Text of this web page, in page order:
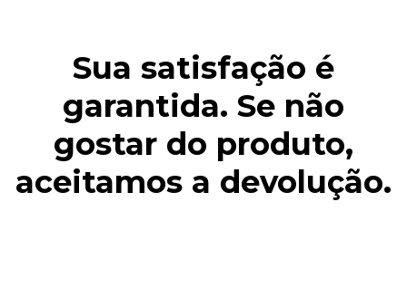
Sua satisfação é
garantida. Se não
gostar do produto,
aceitamos a devolução.